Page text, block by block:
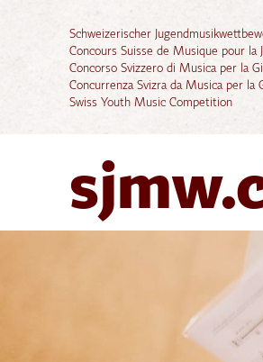
Schweizerischer
Concours Suisse de Musique pour la
Concorso Svizzero di Musica per la
Concurrenza Svizra da Musica per la
Swiss Youth Music Competition